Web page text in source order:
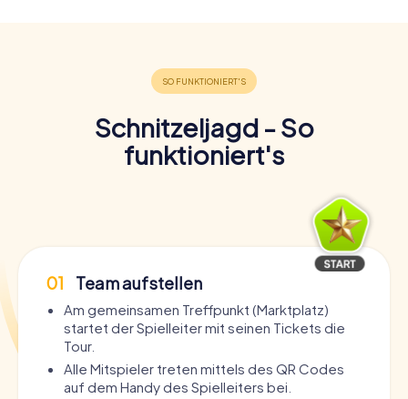
Schnitzeljagd - So
funktioniert's
01 Team aufstellen
Am gemeinsamen Treffpunkt (Marktplatz)
startet der Spielleiter mit seinen Tickets die
Tour.
Alle Mitspieler treten mittels des QR Codes
auf dem Handy des Spielleiters bei.